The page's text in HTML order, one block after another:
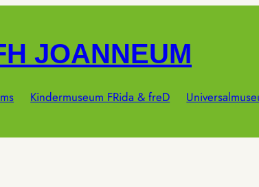
JOANNEUM
Kindermuseum FRida & freD